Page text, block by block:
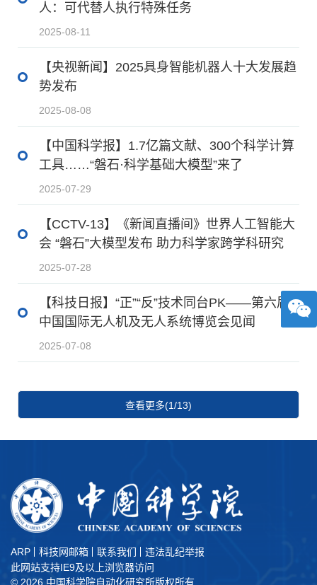
人：可代替人执行特殊任务
2025-08-11
【央视新闻】2025具身智能机器人十大发展趋
势发布
2025-08-08
【中国科学报】1.7亿篇文献、300个科学计算
工具……“磐石·科学基础大模型”来了
2025-07-29
【CCTV-13】《新闻直播间》世界人工智能大
会 “磐石”大模型发布 助力科学家跨学科研究
2025-07-28
【科技日报】“正”“反”技术同台PK——第六届
中国国际无人机及无人系统博览会见闻
2025-07-08
查看更多(1/13)
ARP 科技网邮箱 联系我们
违法乱纪举报
此网站支持IE9及以上浏览器访问
© 2026 中国科学院自动化研究所版权所有